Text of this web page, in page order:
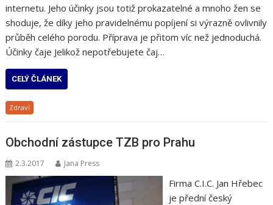
internetu. Jeho účinky jsou totiž prokazatelné a mnoho žen se
shoduje, že díky jeho pravidelnému popíjení si výrazně ovlivnily
průběh celého porodu. Příprava je přitom víc než jednoduchá.
Účinky čaje Jelikož nepotřebujete čaj…
CELÝ ČLÁNEK
Zdraví
Obchodní zástupce TZB pro Prahu
2.3.2017 Jana Press
Firma C.I.C. Jan Hřebec
je přední český